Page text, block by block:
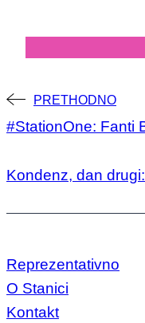
Post
navigation
PRETHODNO
#StationOne: Fanti
Kondenz, dan
Reprezentativno
O Stanici
Kontakt